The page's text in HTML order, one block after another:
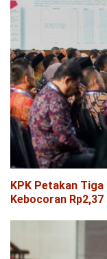
KPK Petakan
Kebocoran